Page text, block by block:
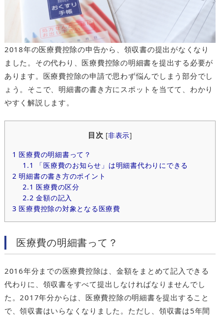
2018年の医療費控除の申告から、領収書の提出がなくなり
ました。その代わり、医療費控除の明細書を提出する必要が
あります。医療費控除の申請で思わず悩んでしまう部分でし
ょう。そこで、明細書の書き方にスポットを当てて、わかり
やすく解説します。
目次 [非表示]
1 医療費の明細書って？
1.1
「医療費のお知らせ」は明細書代わりにできる
2 明細書の書き方のポイント
2.1 医療費の区分
2.2 金額の記入
3 医療費控除の対象となる医療費
医療費の明細書って？
2016年分までの医療費控除は、金額をまとめて記入できる
代わりに、領収書をすべて提出しなければなりませんでし
た。2017年分からは、医療費控除の明細書を提出すること
で、領収書はいらなくなりました。ただし、領収書は5年間